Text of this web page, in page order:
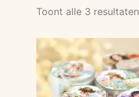
Toont alle 3 resultaten